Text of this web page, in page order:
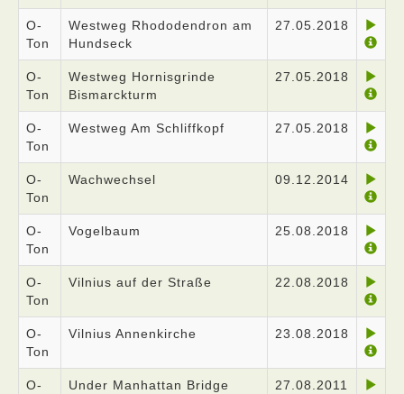
O-
Ton
Westweg Rhododendron am
Hundseck
27.05.2018
O-
Ton
Westweg Hornisgrinde
Bismarckturm
27.05.2018
O-
Ton
Westweg Am Schliffkopf 27.05.2018
O-
Ton
Wachwechsel 09.12.2014
O-
Ton
Vogelbaum 25.08.2018
O-
Ton
Vilnius auf der Straße 22.08.2018
O-
Ton
Vilnius Annenkirche 23.08.2018
O- Under Manhattan Bridge 27.08.2011